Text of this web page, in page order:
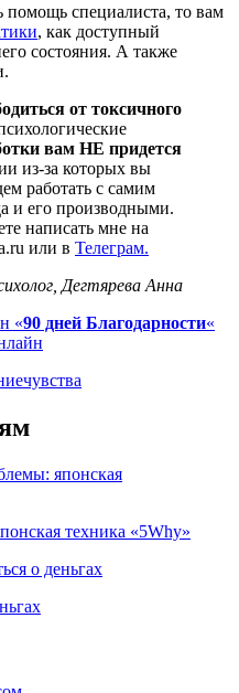
специалиста, то вам
, как доступный
состояния. А также
от токсичного
вам НЕ придется
из-за которых вы
работать с самим
и его производными.
написать мне на
или в Телеграм.
Дегтярева Анна
«90 дней Благодарности«
чувства
техника «5Why»